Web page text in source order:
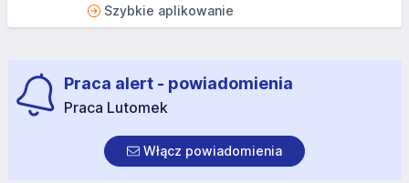
Szybkie aplikowanie
Praca alert - powiadomienia
Praca Lutomek
Włącz powiadomienia